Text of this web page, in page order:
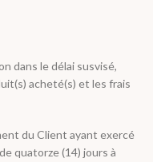
dans le délai susvisé,
acheté(s) et les frais
du Client ayant exercé
quatorze (14) jours à